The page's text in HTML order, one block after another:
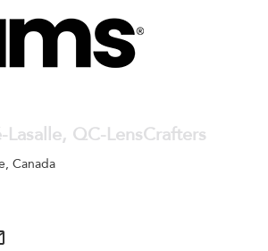
QC-LensCrafters
Canada